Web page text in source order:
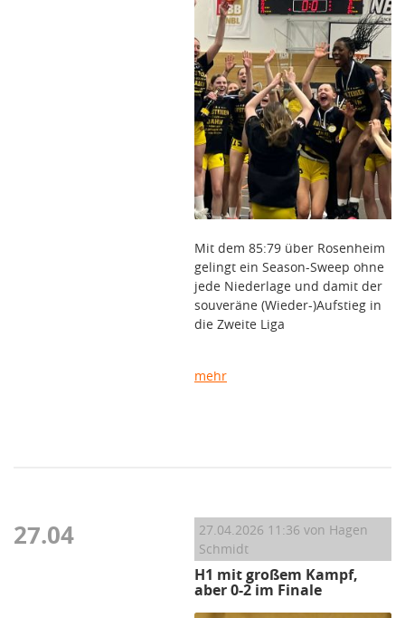
Mit dem 85:79 über Rosenheim
gelingt ein Season-Sweep ohne
jede Niederlage und damit der
souveräne (Wieder-)Aufstieg in
die Zweite Liga
mehr
27.04 27.04.2026 11:36 von Hagen
Schmidt
H1 mit großem Kampf,
aber 0-2 im Finale